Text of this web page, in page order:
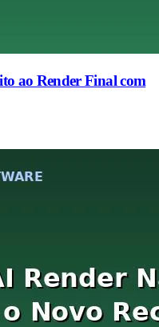
ao Render Final com